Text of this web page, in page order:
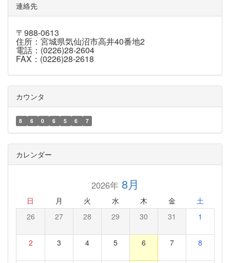
連絡先
〒988-0613
住所：宮城県気仙沼市高井40番地2
電話：(0226)28-2604
FAX：(0226)28-2618
カウンタ
8 6 0 6 5 6 7
カレンダー
2026年8月
日 月 火 水 木 金 土
26 27 28 29 30 31 1
2 3 4 5 6 7 8